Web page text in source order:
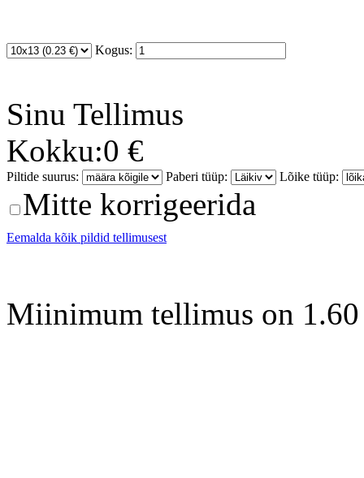
Kogus:
Sinu Tellimus
Kokku:0 €
Piltide suurus: Paberi tüüp: Lõike tüüp:
Mitte korrigeerida
Eemalda kõik pildid tellimusest
Miinimum tellimus on